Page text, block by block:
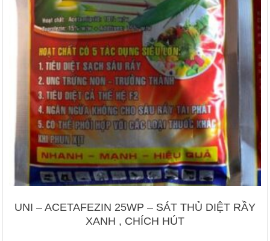
UNI – ACETAFEZIN 25WP – SÁT THỦ DIỆT RẦY
XANH , CHÍCH HÚT